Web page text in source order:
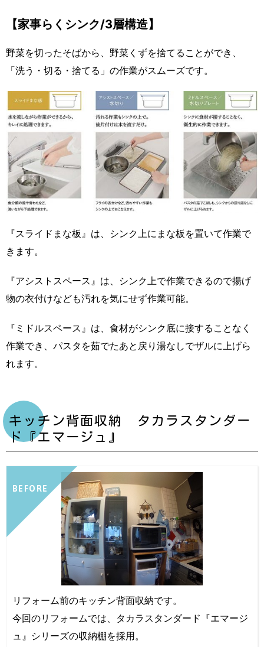
【家事らくシンク/3層構造】
野菜を切ったそばから、野菜くずを捨てることができ、
「洗う・切る・捨てる」の作業がスムーズです。
『スライドまな板』は、シンク上にまな板を置いて作業で
きます。
『アシストスペース』は、シンク上で作業できるので揚げ
物の衣付けなども汚れを気にせず作業可能。
『ミドルスペース』は、食材がシンク底に接することなく
作業でき、パスタを茹でたあと戻り湯なしでザルに上げら
れます。
キッチン背面収納 タカラスタンダー
ド『エマージュ』
BEFORE
リフォーム前のキッチン背面収納です。
今回のリフォームでは、タカラスタンダード『エマージ
ュ』シリーズの収納棚を採用。